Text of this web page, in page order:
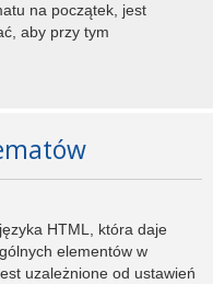
na początek, jest
aby przy tym
HTML, która daje
elementów w
uzależnione od ustawień